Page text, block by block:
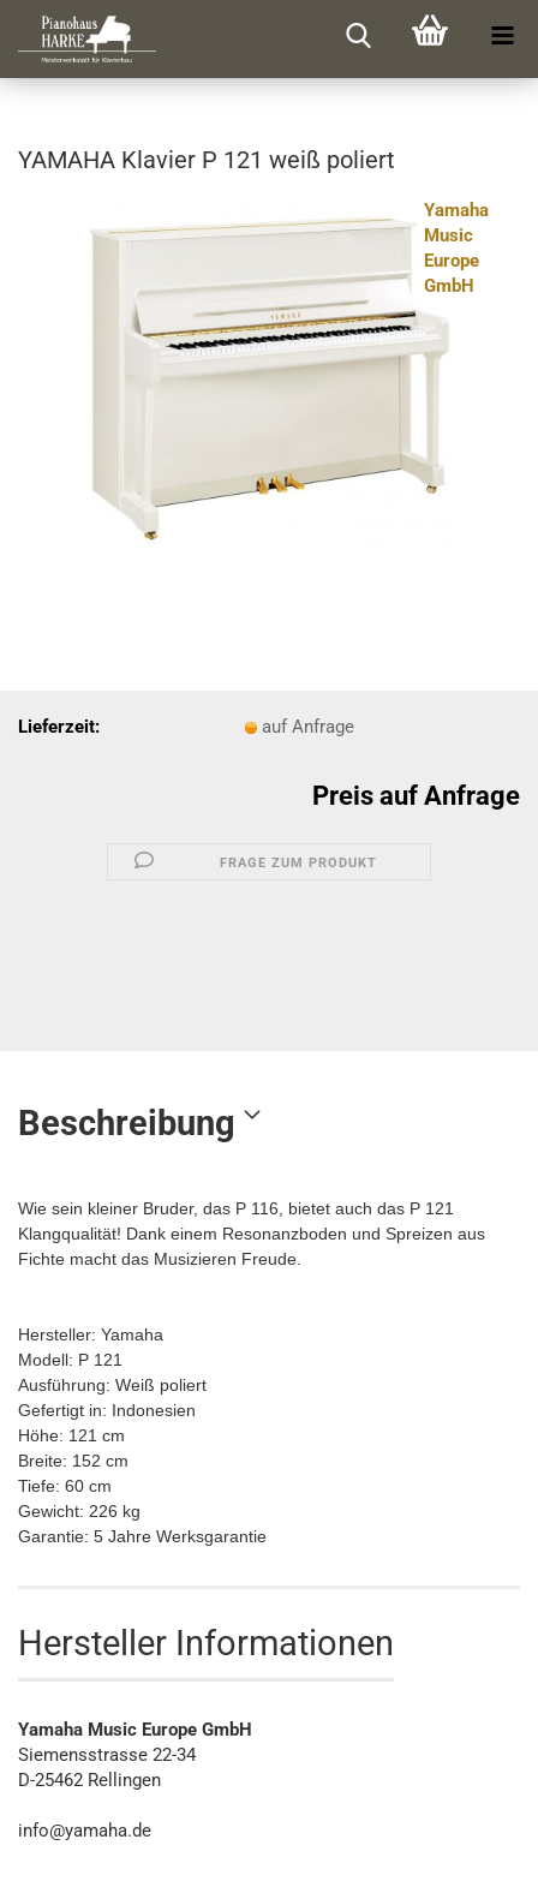
YA­MA­HA Kla­vier P 121 weiß po­liert
Yamaha
Music
Europe
GmbH
Lieferzeit: auf Anfrage
Preis auf Anfrage
FRAGE ZUM PRODUKT
Beschreibung
Wie sein kleiner Bruder, das P 116, bietet auch das P 121
Klangqualität! Dank einem Resonanzboden und Spreizen aus
Fichte macht das Musizieren Freude.
Hersteller: Yamaha
Modell: P 121
Ausführung: Weiß poliert
Gefertigt in: Indonesien
Höhe: 121 cm
Breite: 152 cm
Tiefe: 60 cm
Gewicht: 226 kg
Garantie: 5 Jahre Werksgarantie
Hersteller Informationen
Yamaha Music Europe GmbH
Siemensstrasse 22-34
D-25462 Rellingen
info@yamaha.de